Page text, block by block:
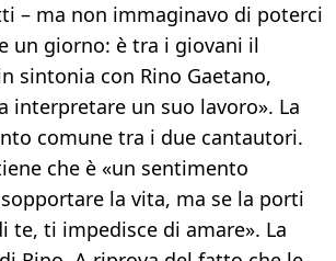
– ma non immaginavo di poterci
un giorno: è tra i giovani il
sintonia con Rino Gaetano,
interpretare un suo lavoro». La
comune tra i due cantautori.
che è «un sentimento
la vita, ma se la porti
te, ti impedisce di amare». La